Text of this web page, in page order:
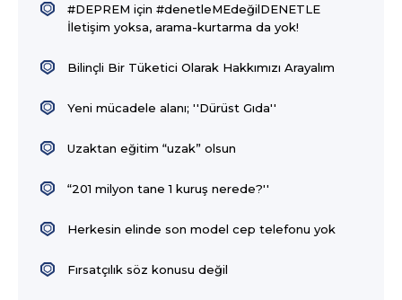
#DEPREM için #denetleMEdeğilDENETLE
İletişim yoksa, arama-kurtarma da yok!
Bilinçli Bir Tüketici Olarak Hakkımızı Arayalım
Yeni mücadele alanı; ''Dürüst Gıda''
Uzaktan eğitim “uzak” olsun
“201 milyon tane 1 kuruş nerede?''
Herkesin elinde son model cep telefonu yok
Fırsatçılık söz konusu değil